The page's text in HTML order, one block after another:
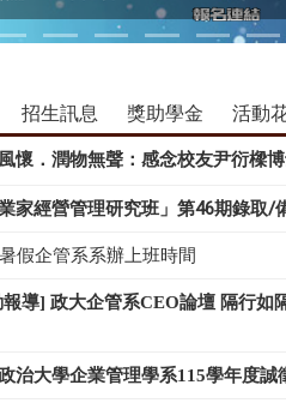
招生訊息 獎助學金 活動
懷．潤物無聲： 感念校友尹衍樑
業家經營管理研究班」第46期錄取/
假企管系系辦上班時間
報導] 政大企管系CEO論壇 隔行如
治大學企業管理學系115學年度誠